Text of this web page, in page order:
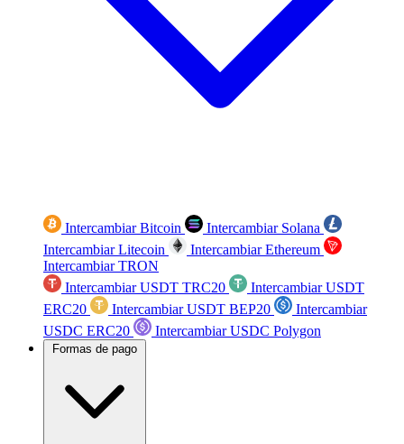
Intercambiar Bitcoin
Intercambiar Solana
Intercambiar Litecoin
Intercambiar Ethereum
Intercambiar TRON
Intercambiar USDT TRC20
Intercambiar USDT
ERC20
Intercambiar USDT BEP20
Intercambiar
USDC ERC20
Intercambiar USDC Polygon
Formas de pago